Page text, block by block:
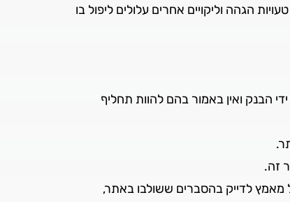
הגהה וליקויים אחרים עלולים ליפול בו
הבנק ואין באמור בהם להוות תחליף
זה.
מאמץ לדייק בהסברים ששולבו באתר,